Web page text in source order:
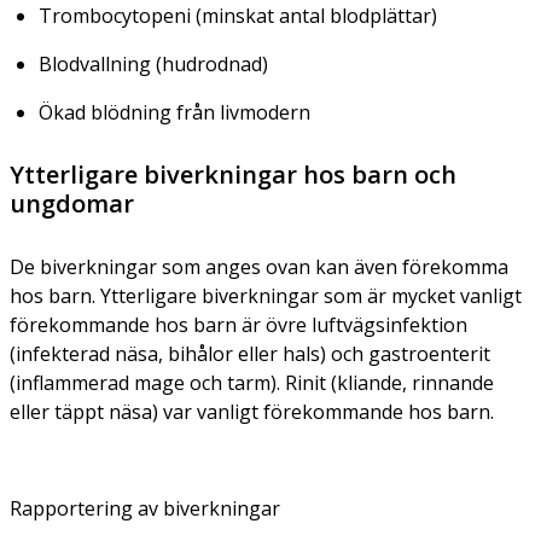
Trombocytopeni (minskat antal blodplättar)
Blodvallning (hudrodnad)
Ökad blödning från livmodern
Ytterligare biverkningar hos barn och
ungdomar
De biverkningar som anges ovan kan även förekomma
hos barn. Ytterligare biverkningar som är mycket vanligt
förekommande hos barn är övre luftvägsinfektion
(infekterad näsa, bihålor eller hals) och gastroenterit
(inflammerad mage och tarm). Rinit (kliande, rinnande
eller täppt näsa) var vanligt förekommande hos barn.
Rapportering av biverkningar